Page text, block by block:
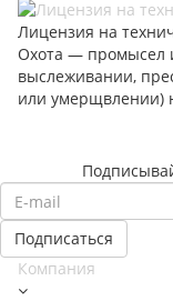
Лицензия на
Охота — промысел
выслеживании,
или умерщвлении)
Компания